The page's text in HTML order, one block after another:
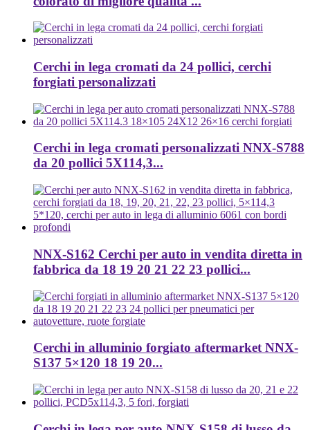
Cerchi in lega cromati da 24 pollici, cerchi
forgiati personalizzati
Cerchi in lega cromati personalizzati NNX-S788
da 20 pollici 5X114,3...
NNX-S162 Cerchi per auto in vendita diretta in
fabbrica da 18 19 20 21 22 23 pollici...
Cerchi in alluminio forgiato aftermarket NNX-
S137 5×120 18 19 20...